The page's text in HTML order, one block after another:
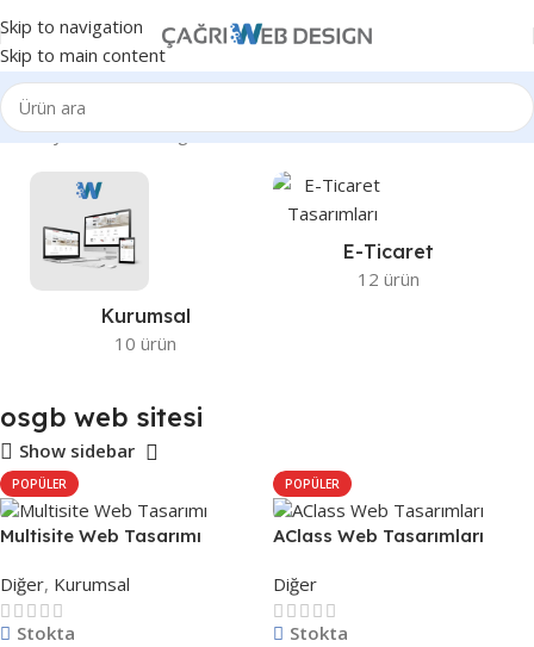
Skip to navigation
Skip to main content
Ana Sayfa Ürünler “osgb web sitesi” olarak etiketlendi
Kurumsal
10 ürün
E-Ticaret
12 ürün
osgb web sitesi
Show sidebar
POPÜLER
Multisite Web Tasarımı
Diğer, Kurumsal
Stokta
POPÜLER
AClass Web Tasarımları
Diğer
Stokta